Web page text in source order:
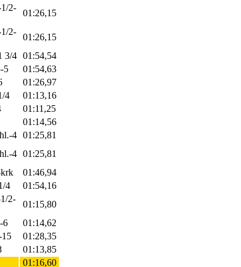
2-
01:26,15
2-
01:26,15
3/4
01:54,54
5
01:54,63
01:26,97
4
01:13,16
01:11,25
01:14,56
4 01:25,81
4 01:25,81
01:46,94
4
01:54,16
2-
01:15,80
6
01:14,62
01:28,35
01:13,85
01:16,60